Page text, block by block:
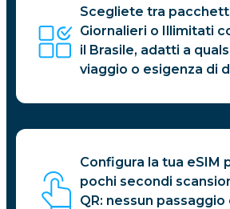
Scegliete tra
Giornalieri o Illimitati
il Brasile, adatti a
viaggio o esigenza di
Configura la tua eSIM
pochi secondi
QR: nessun